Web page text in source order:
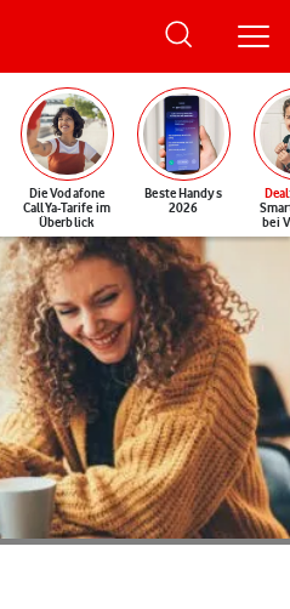
Die Vodafone
CallYa-Tarife im
Überblick
Beste Handys
2026
Deal
bei